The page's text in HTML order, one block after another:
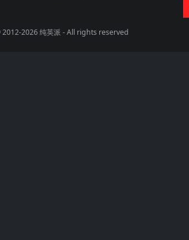
2026纯英派 - All rights reserved